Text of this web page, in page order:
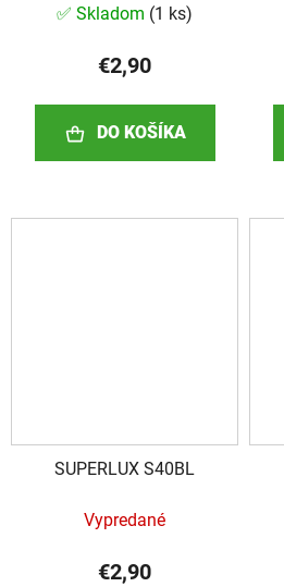
✅ Skladom (1 ks)
€2,90
DO KOŠÍKA
SUPERLUX S40BL
Vypredané
€2,90